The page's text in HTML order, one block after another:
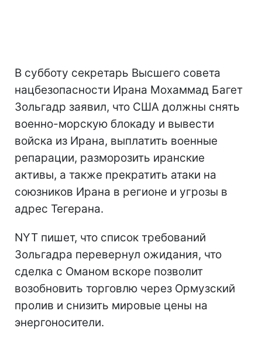
В субботу секретарь Высшего совета
нацбезопасности Ирана Мохаммад Багет
Зольгадр заявил, что США должны снять
военно-морскую блокаду и вывести
войска из Ирана, выплатить военные
репарации, разморозить иранские
активы, а также прекратить атаки на
союзников Ирана в регионе и угрозы в
адрес Тегерана.
NYT пишет, что список требований
Зольгадра перевернул ожидания, что
сделка с Оманом вскоре позволит
возобновить торговлю через Ормузский
пролив и снизить мировые цены на
энергоносители.